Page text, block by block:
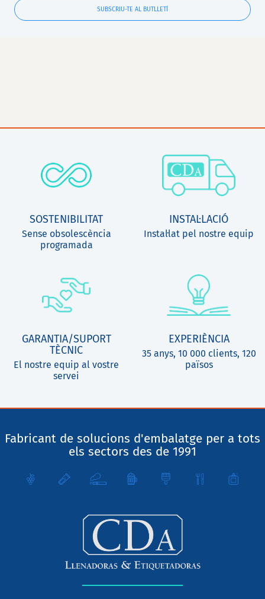
SUBSCRIU-TE AL BUTLLETÍ
SOSTENIBILITAT
Sense obsolescència
programada
INSTAL·LACIÓ
Instal·lat pel nostre equip
GARANTIA/SUPORT
TÈCNIC
El nostre equip al vostre
servei
EXPERIÈNCIA
35 anys, 10 000 clients, 120
països
Fabricant de solucions d'embalatge per a tots
els sectors des de 1991